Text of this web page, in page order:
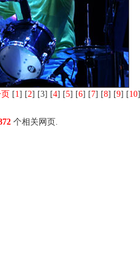
[1] [2] [3] [4] [5] [6] [7] [8] [9] [10]
个相关网页.